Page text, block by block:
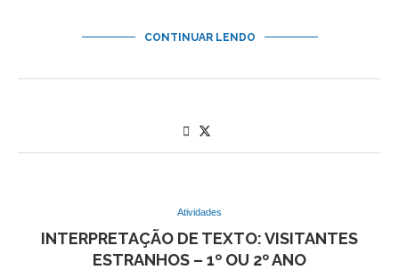
CONTINUAR LENDO
Atividades
INTERPRETAÇÃO DE TEXTO: VISITANTES
ESTRANHOS – 1º OU 2º ANO